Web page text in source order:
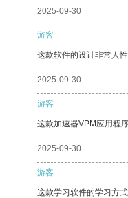
2025-09-30
游客
这款软件的设计非常人
2025-09-30
游客
这款加速器VPM应用程
2025-09-30
游客
这款学习软件的学习方